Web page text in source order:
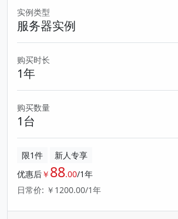
实例类型
服务器实例
购买时长
1年
购买数量
1台
限1件
新人专享
优惠后￥ 88.00/1年
日常价: ￥1200.00/1年